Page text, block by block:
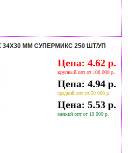
ММ СУПЕРМИКС 250 ШТ/УП
Цена: 4.62 р.
крупный опт от 100 000 р.
Цена: 4.94 р.
средний опт от 50 000 р.
Цена: 5.53 р.
мелкий опт от 10 000 р.